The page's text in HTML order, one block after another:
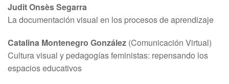
Judit Onsès Segarra
La documentación visual en los procesos de aprendizaje
Catalina Montenegro González (Comunicación Virtual)
Cultura visual y pedagogías feministas: repensando los
espacios educativos